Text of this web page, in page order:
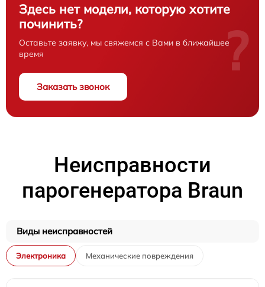
Здесь нет модели, которую хотите
починить?
Оставьте заявку, мы свяжемся с Вами в ближайшее
время
Заказать звонок
?
Неисправности
парогенератора Braun
Виды неисправностей
Электроника Механические повреждения